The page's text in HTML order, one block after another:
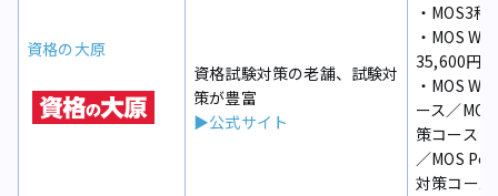
資格の大原
資格試験対策の老舗、試験対
策が豊富
▶公式サイト
・MOS3
・MOS
35,600円
・MOS
ース／
策コース
／MOS
対策コー